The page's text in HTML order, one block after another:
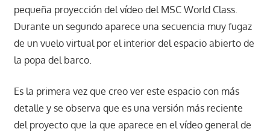
pequeña proyección del vídeo del MSC World Class.
Durante un segundo aparece una secuencia muy fugaz
de un vuelo virtual por el interior del espacio abierto de
la popa del barco.
Es la primera vez que creo ver este espacio con más
detalle y se observa que es una versión más reciente
del proyecto que la que aparece en el vídeo general de